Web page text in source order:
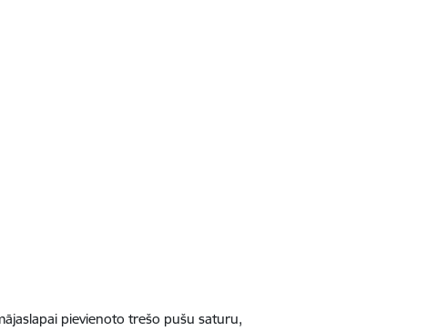
pievienoto trešo pušu saturu,